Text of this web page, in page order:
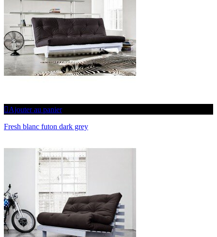
Ajouter au panier
Fresh blanc futon dark grey